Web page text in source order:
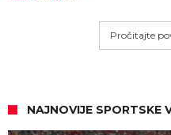
Pročitajte
NAJNOVIJE SPORTSKE